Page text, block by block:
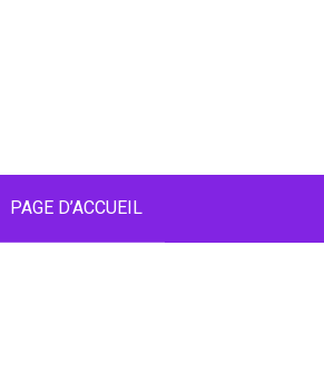
PAGE D’ACCUEIL